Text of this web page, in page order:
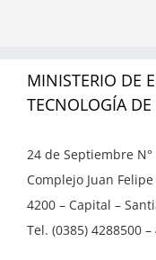
MINISTERIO DE
TECNOLOGÍA
24 de Septiembre N°
Complejo Juan
4200 – Capital –
Tel. (0385) 4288500